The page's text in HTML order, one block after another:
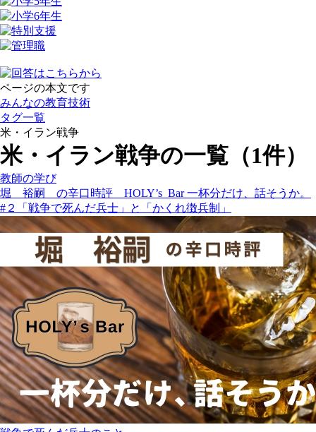
ページの本文です
みんなの教育技術
タグ一覧
米・イラン戦争
米・イラン戦争の一覧（1件）
教師の学び
堀 裕嗣 の辛口時評 HOLY’s Bar 一杯分だけ、話そうか。
#２「戦争で死んだ兵士」と「かくれ徴兵制」